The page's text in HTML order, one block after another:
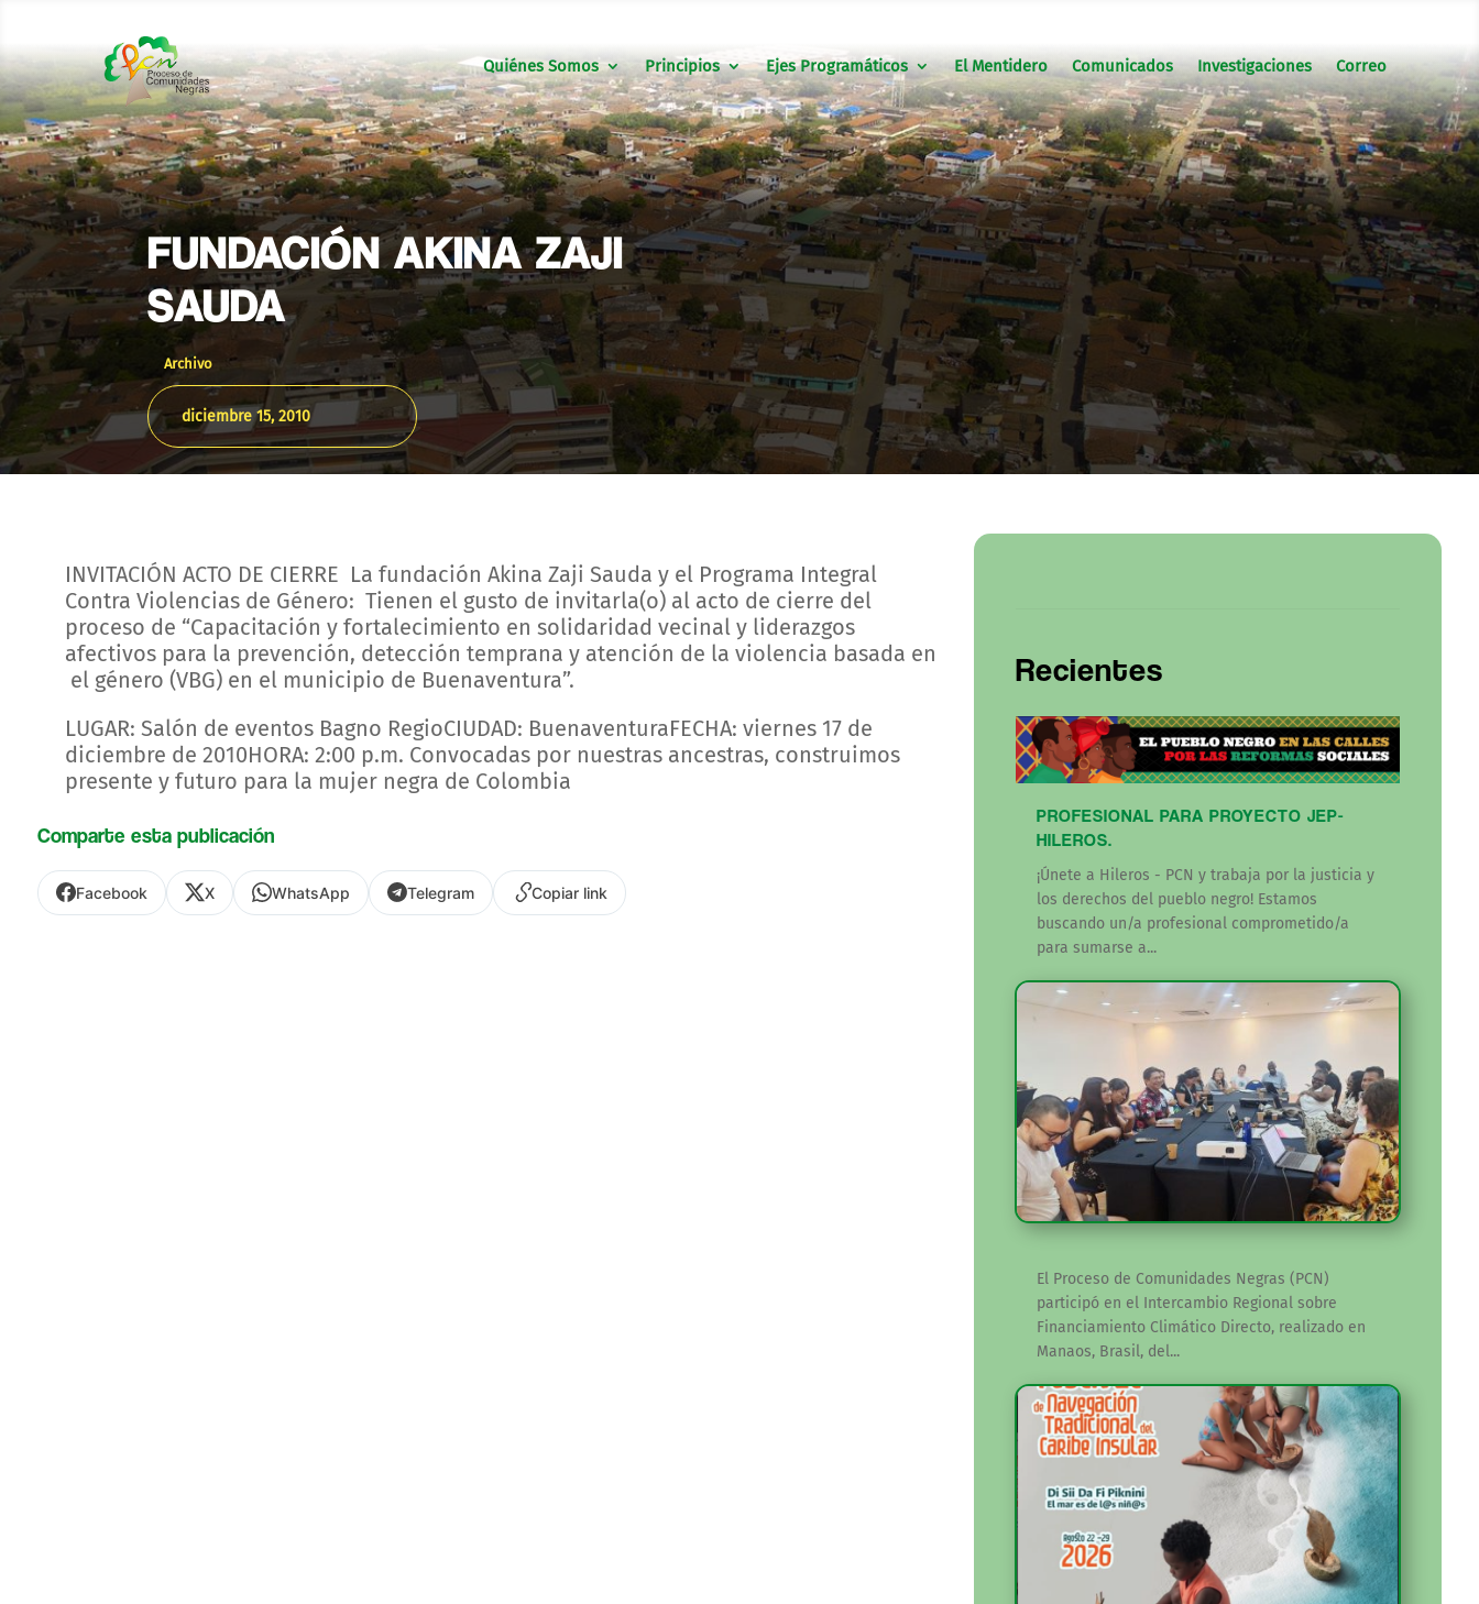
Quiénes Somos Principios Ejes Programáticos El Mentidero Comunicados Investigaciones Correo
FUNDACIÓN AKINA ZAJI
SAUDA
Archivo
diciembre 15, 2010
INVITACIÓN ACTO DE CIERRE La fundación Akina Zaji Sauda y el Programa Integral
Contra Violencias de Género: Tienen el gusto de invitarla(o) al acto de cierre del
proceso de “Capacitación y fortalecimiento en solidaridad vecinal y liderazgos
afectivos para la prevención, detección temprana y atención de la violencia basada en
el género (VBG) en el municipio de Buenaventura”.
LUGAR: Salón de eventos Bagno RegioCIUDAD: BuenaventuraFECHA: viernes 17 de
diciembre de 2010HORA: 2:00 p.m. Convocadas por nuestras ancestras, construimos
presente y futuro para la mujer negra de Colombia
Comparte esta publicación
Facebook X WhatsApp Telegram Copiar link
Recientes
PROFESIONAL PARA PROYECTO JEP-
HILEROS.
¡Únete a Hileros - PCN y trabaja por la justicia y
los derechos del pueblo negro! Estamos
buscando un/a profesional comprometido/a
para sumarse a...
El Proceso de Comunidades Negras (PCN)
participó en el Intercambio Regional sobre
Financiamiento Climático Directo, realizado en
Manaos, Brasil, del...